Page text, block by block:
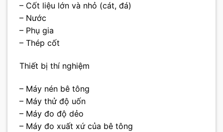
– Cốt liệu lớn và nhỏ (cát, đá)
– Nước
– Phụ gia
– Thép cốt
Thiết bị thí nghiệm
– Máy nén bê tông
– Máy thử độ uốn
– Máy đo độ dẻo
– Máy đo xuất xứ của bê tông